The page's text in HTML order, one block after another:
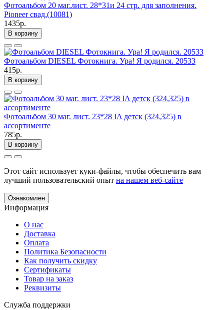
Фотоальбом 20 маг.лист. 28*31и 24 стр. для заполнения.
Pioneer свад.(10081)
1435р.
В корзину
Фотоальбом DIESEL Фотокнига. Ура! Я родился. 20533
415р.
В корзину
Фотоальбом 30 маг. лист. 23*28 IA детск (324,325) в
ассортименте
785р.
В корзину
Этот сайт использует куки-файлы, чтобы обеспечить вам
лучший пользовательский опыт на нашем веб-сайте
Ознакомлен
Информация
О нас
Доставка
Оплата
Политика Безопасности
Как получить скидку
Сертификаты
Товар на заказ
Реквизиты
Служба поддержки